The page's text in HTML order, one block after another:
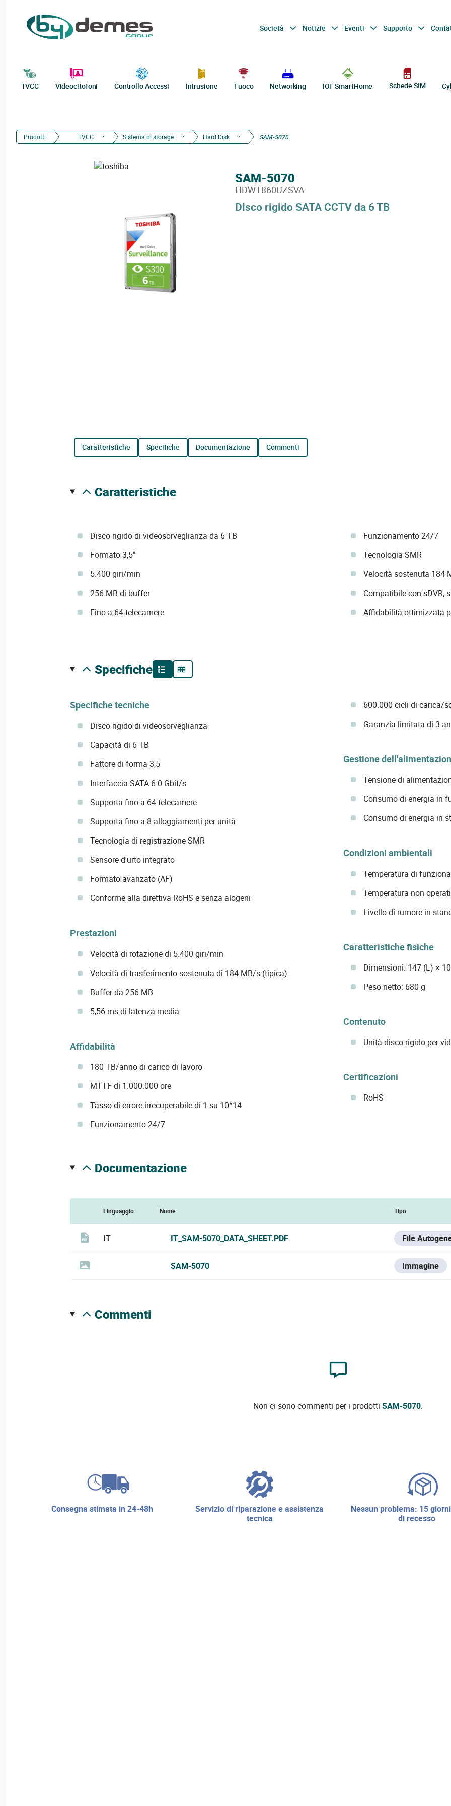
Società Notizie Eventi Supporto
TVCC Videocitofoni Controllo Accessi Intrusione Fuoco Networking IOT SmartHome Schede SIM
Prodotti TVCC Sistema di storage Hard Disk SAM-5070
Disco rigido SATA CCTV da 6 TB
SAM-5070
HDWT860UZSVA
caratteristiche specifiche documentazione commenti
caratteristiche
Disco rigido di videosorveglianza da 6 TB
Formato 3,5"
5.400 giri/min
256 MB di buffer
Fino a 64 telecamere
Funzionamento 24/7
Tecnologia SMR
Velocità sostenuta 184
Compatibile con sDVR,
Affidabilità ottimizzata
specifiche
Specifiche tecniche
Disco rigido di videosorveglianza
Capacità di 6 TB
Fattore di forma 3,5
Interfaccia SATA 6.0 Gbit/s
Supporta fino a 64 telecamere
Supporta fino a 8 alloggiamenti per unità
Tecnologia di registrazione SMR
Sensore d'urto integrato
Formato avanzato (AF)
Conforme alla direttiva RoHS e senza alogeni
Prestazioni
Velocità di rotazione di 5.400 giri/min
Velocità di trasferimento sostenuta di 184 MB/s (tipica)
Buffer da 256 MB
5,56 ms di latenza media
Affidabilità
180 TB/anno di carico di lavoro
MTTF di 1.000.000 ore
Tasso di errore irrecuperabile di 1 su 10^14
Funzionamento 24/7
600.000 cicli di carica/
Garanzia limitata di 3
Gestione
Tensione di
Consumo di energia in
Consumo di energia in
Condizioni ambientali
Temperatura di
Temperatura non
Livello di rumore in
Caratteristiche fisiche
Dimensioni: 147 (L) ×
Peso netto: 680 g
Contenuto
Unità disco rigido per
Certificazioni
RoHS
documentazione
Linguaggio Nome Tipo
IT IT_SAM-5070_DATA_SHEET.PDF File
SAM-5070 Immagine
commenti
Non ci sono commenti per i prodottiSAM-5070.
consegna stimata in 24-48h
servizio di riparazione e assistenza
tecnica
nessun problema: 15 giorni di diritto
di recesso